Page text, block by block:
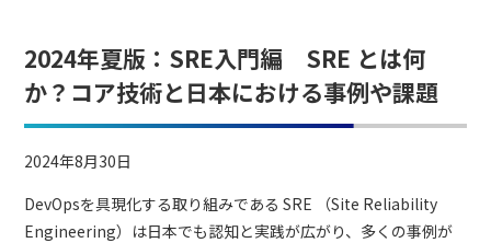
2024年夏版：SRE入門編 SRE とは何
か？コア技術と日本における事例や課題
2024年8月30日
DevOpsを具現化する取り組みである SRE （Site Reliability
Engineering）は日本でも認知と実践が広がり、多くの事例が